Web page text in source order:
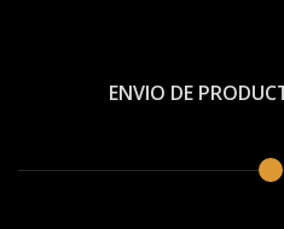
ENVIO DE